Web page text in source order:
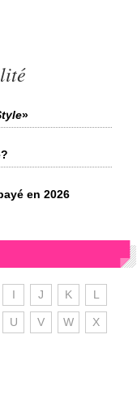
»
en 2026
I J K L
U V W X